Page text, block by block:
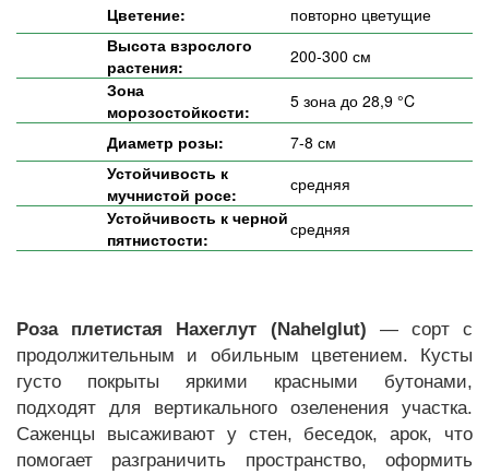
Цветение:
повторно цветущие
Высота взрослого
растения:
200-300 см
Зона
морозостойкости:
5 зона до 28,9 °C
Диаметр розы:
7-8 см
Устойчивость к
мучнистой росе:
средняя
Устойчивость к черной
пятнистости:
средняя
Роза плетистая Нахеглут (Nahelglut) — сорт с
продолжительным и обильным цветением. Кусты
густо покрыты яркими красными бутонами,
подходят для вертикального озеленения участка.
Саженцы высаживают у стен, беседок, арок, что
помогает разграничить пространство, оформить